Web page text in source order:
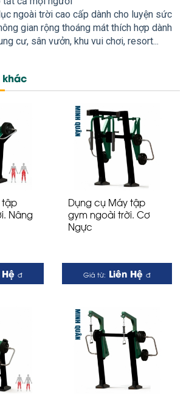
ngoài trời cao cấp dành cho luyện sức
gian rộng thoáng mát thích hợp dành
cư, sân vưởn, khu vui chơi, resort...
tập
Nâng
đ
Dụng cụ Máy tập
gym ngoài trời. Cơ
Ngực
Giá từ: Liên Hệ đ